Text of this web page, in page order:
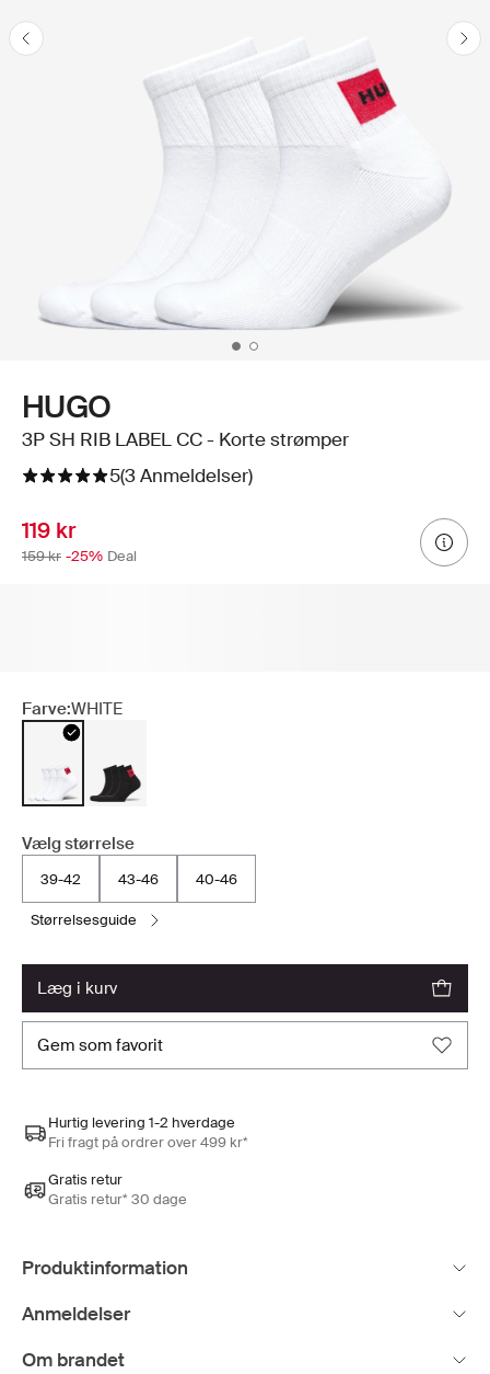
HUGO
3P SH RIB LABEL CC - Korte strømper
5(3 Anmeldelser)
119 kr
159 kr -25% Deal
Farve:WHITE
Vælg størrelse
39-42 43-46 40-46
størrelsesguide
læg i kurv
gem som favorit
Hurtig levering 1-2 hverdage
Fri fragt på ordrer over 499 kr*
Gratis retur
Gratis retur* 30 dage
Produktinformation
Anmeldelser
Om brandet